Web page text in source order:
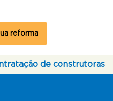
reforma
de construtoras